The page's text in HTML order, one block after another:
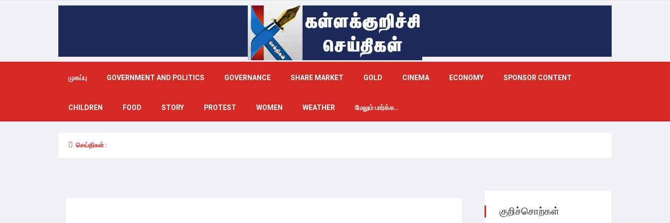
முகப்பு GOVERNMENT AND POLITICS GOVERNANCE SHARE MARKET GOLD CINEMA ECONOMY SPONSOR CONTENT
CHILDREN FOOD STORY PROTEST WOMEN WEATHER மேலும் பார்க்க..
செய்திகள் :
குறிச்சொற்கள்